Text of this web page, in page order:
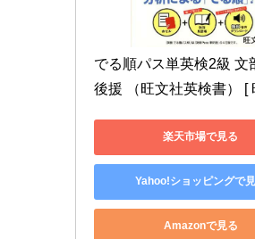
でる順パス単英検2級 文
後援 （旺文社英検書） [
楽天市場で見る
Yahoo!ショッピングで
Amazonで見る